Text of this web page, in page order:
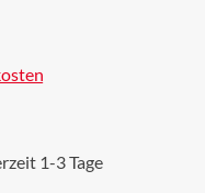
1-3 Tage